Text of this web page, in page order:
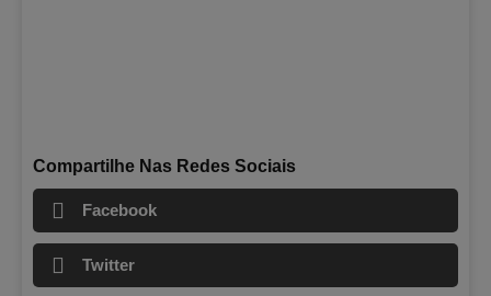
Compartilhe Nas Redes Sociais
Facebook
Twitter